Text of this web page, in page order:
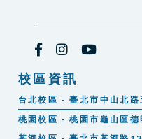
校區資訊
台北校區 - 臺北市中山北
桃園校區 - 桃園市龜山區